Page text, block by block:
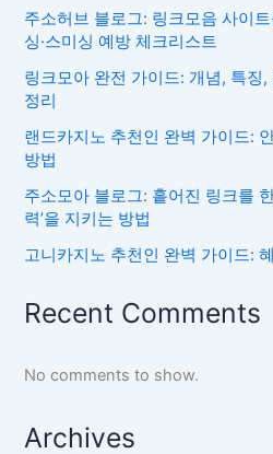
주소허브 블로그: 링크모음 사이
싱·스미싱 예방 체크리스트
링크모아 완전 가이드: 개념, 특징
정리
랜드카지노 추천인 완벽 가이드:
방법
주소모아 블로그: 흩어진 링크를 한
력’을 지키는 방법
고니카지노 추천인 완벽 가이드:
Recent Comments
No comments to show.
Archives